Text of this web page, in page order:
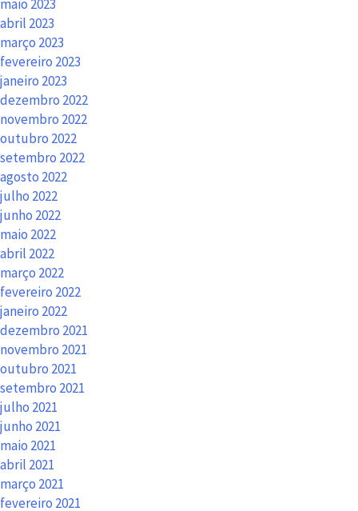
maio 2023
abril 2023
março 2023
fevereiro 2023
janeiro 2023
dezembro 2022
novembro 2022
outubro 2022
setembro 2022
agosto 2022
julho 2022
junho 2022
maio 2022
abril 2022
março 2022
fevereiro 2022
janeiro 2022
dezembro 2021
novembro 2021
outubro 2021
setembro 2021
julho 2021
junho 2021
maio 2021
abril 2021
março 2021
fevereiro 2021